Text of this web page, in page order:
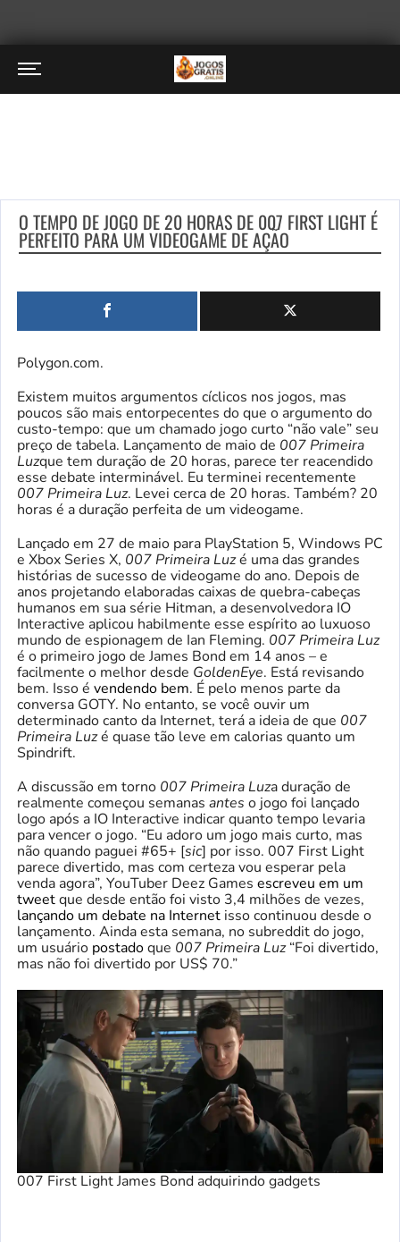
O TEMPO DE JOGO DE 20 HORAS DE 007 FIRST LIGHT É
PERFEITO PARA UM VIDEOGAME DE AÇÃO
Polygon.com.
Existem muitos argumentos cíclicos nos jogos, mas
poucos são mais entorpecentes do que o argumento do
custo-tempo: que um chamado jogo curto “não vale” seu
preço de tabela. Lançamento de maio de 007 Primeira
Luzque tem duração de 20 horas, parece ter reacendido
esse debate interminável. Eu terminei recentemente
007 Primeira Luz. Levei cerca de 20 horas. Também? 20
horas é a duração perfeita de um videogame.
Lançado em 27 de maio para PlayStation 5, Windows PC
e Xbox Series X, 007 Primeira Luzé uma das grandes
histórias de sucesso de videogame do ano. Depois de
anos projetando elaboradas caixas de quebra-cabeças
humanos em sua série Hitman, a desenvolvedora IO
Interactive aplicou habilmente esse espírito ao luxuoso
mundo de espionagem de Ian Fleming. 007 Primeira Luz
é o primeiro jogo de James Bond em 14 anos – e
facilmente o melhor desde GoldenEye. Está revisando
bem. Isso é vendendo bem. É pelo menos parte da
conversa GOTY. No entanto, se você ouvir um
determinado canto da Internet, terá a ideia de que 007
Primeira Luzé quase tão leve em calorias quanto um
Spindrift.
A discussão em torno 007 Primeira Luza duração de
realmente começou semanas antes o jogo foi lançado
logo após a IO Interactive indicar quanto tempo levaria
para vencer o jogo. “Eu adoro um jogo mais curto, mas
não quando paguei #65+ [sic] por isso. 007 First Light
parece divertido, mas com certeza vou esperar pela
venda agora”, YouTuber Deez Games escreveu em um
tweetque desde então foi visto 3,4 milhões de vezes,
lançando um debate na Internet isso continuou desde o
lançamento. Ainda esta semana, no subreddit do jogo,
um usuário postadoque 007 Primeira Luz“Foi divertido,
mas não foi divertido por US$ 70.”
007 First Light James Bond adquirindo gadgets